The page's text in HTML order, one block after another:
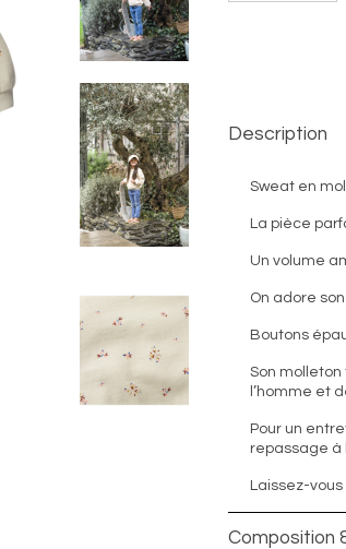
Description
Sweat en
La pièce
Un volume
On adore
Boutons
Son
l’homme et
Pour un
repassage à
Laissez-
Composition